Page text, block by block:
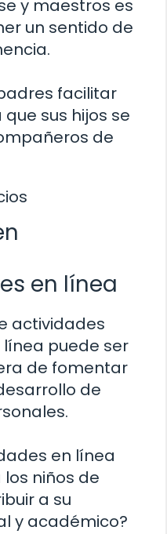
y maestros es
un sentido de
facilitar
sus hijos se
de
en línea
actividades
puede ser
de fomentar
de
en línea
niños de
a su
y académico?